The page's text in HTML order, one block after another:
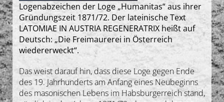
Logenabzeichen der Loge „Humanitas“ aus ihrer
Gründungszeit 1871/72. Der lateinische Text
LATOMIAE IN AUSTRIA REGENERATRIX heißt auf
Deutsch: „Die Freimaurerei in Österreich
wiedererweckt“.
Das weist darauf hin, dass diese Loge gegen Ende
des 19. Jahrhunderts am Anfang eines Neubeginns
des masonischen Lebens im Habsburgerreich stand,